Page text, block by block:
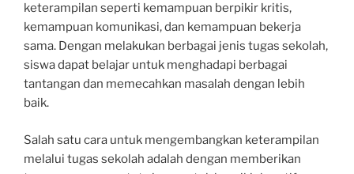
keterampilan seperti kemampuan berpikir kritis,
kemampuan komunikasi, dan kemampuan bekerja
sama. Dengan melakukan berbagai jenis tugas sekolah,
siswa dapat belajar untuk menghadapi berbagai
tantangan dan memecahkan masalah dengan lebih
baik.
Salah satu cara untuk mengembangkan keterampilan
melalui tugas sekolah adalah dengan memberikan